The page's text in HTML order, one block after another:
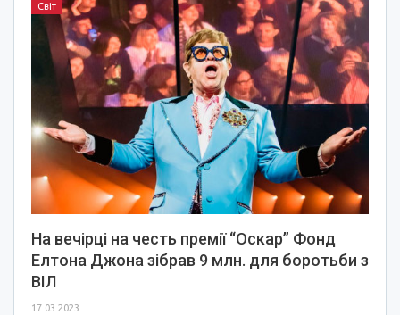
Світ
На вечірці на честь премії “Оскар” Фонд
Елтона Джона зібрав 9 млн. для боротьби з
ВІЛ
17.03.2023